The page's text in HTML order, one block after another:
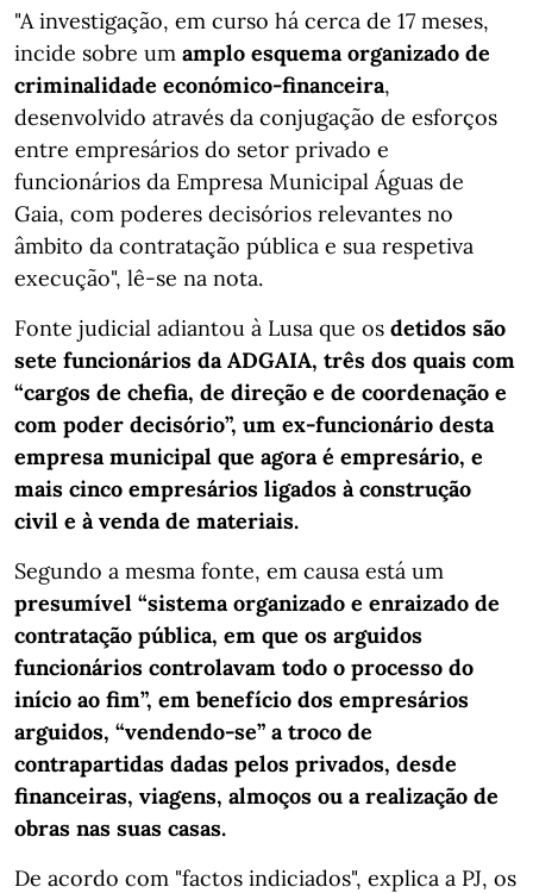
"A investigação, em curso há cerca de 17 meses,
incide sobre um amplo esquema organizado de
criminalidade económico-financeira,
desenvolvido através da conjugação de esforços
entre empresários do setor privado e
funcionários da Empresa Municipal Águas de
Gaia, com poderes decisórios relevantes no
âmbito da contratação pública e sua respetiva
execução", lê-se na nota.
Fonte judicial adiantou à Lusa que os detidos são
sete funcionários da ADGAIA, três dos quais com
“cargos de chefia, de direção e de coordenação e
com poder decisório”, um ex-funcionário desta
empresa municipal que agora é empresário, e
mais cinco empresários ligados à construção
civil e à venda de materiais.
Segundo a mesma fonte, em causa está um
presumível “sistema organizado e enraizado de
contratação pública, em que os arguidos
funcionários controlavam todo o processo do
início ao fim”, em benefício dos empresários
arguidos, “vendendo-se” a troco de
contrapartidas dadas pelos privados, desde
financeiras, viagens, almoços ou a realização de
obras nas suas casas.
De acordo com "factos indiciados", explica a PJ, os